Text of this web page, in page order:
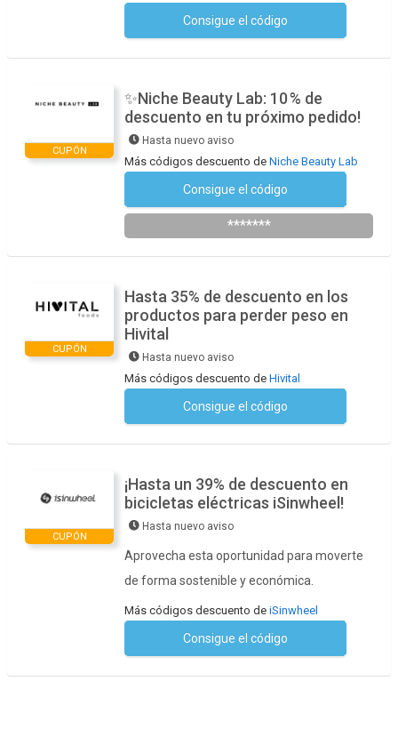
Consigue el código
CUPÓN
✨Niche Beauty Lab: 10 % de
descuento en tu próximo pedido!
Hasta nuevo aviso
Más códigos descuento de Niche Beauty Lab
Consigue el código
*******
CUPÓN
Hasta 35% de descuento en los
productos para perder peso en
Hivital
Hasta nuevo aviso
Más códigos descuento de Hivital
Consigue el código
CUPÓN
¡Hasta un 39% de descuento en
bicicletas eléctricas iSinwheel!
Hasta nuevo aviso
Aprovecha esta oportunidad para moverte
de forma sostenible y económica.
Más códigos descuento de iSinwheel
Consigue el código